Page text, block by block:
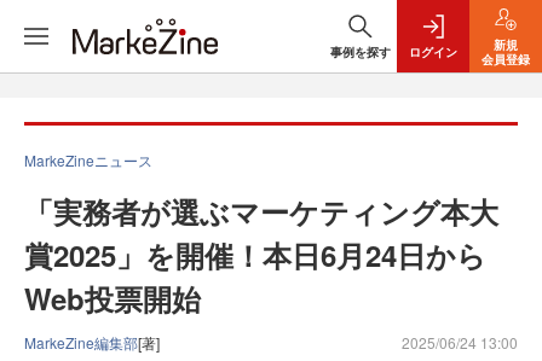
事例を探す ログイン
新規
会員登録
MarkeZineニュース
「実務者が選ぶマーケティング本大
賞2025」を開催！本日6月24日から
Web投票開始
MarkeZine編集部[著] 2025/06/24 13:00